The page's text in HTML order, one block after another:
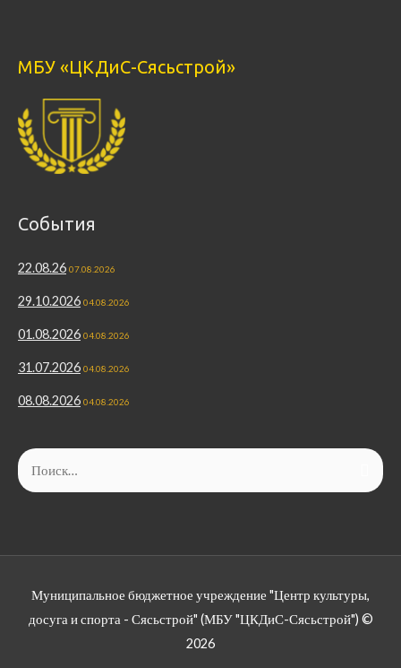
МБУ «ЦКДиС-Сясьстрой»
События
22.08.26 07.08.2026
29.10.2026 04.08.2026
01.08.2026 04.08.2026
31.07.2026 04.08.2026
08.08.2026 04.08.2026
Муниципальное бюджетное учреждение "Центр культуры,
досуга и спорта - Сясьстрой" (МБУ "ЦКДиС-Сясьстрой") ©
2026